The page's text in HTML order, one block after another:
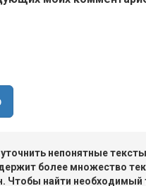
непонятные тексты
более множество
Чтобы найти необходимый